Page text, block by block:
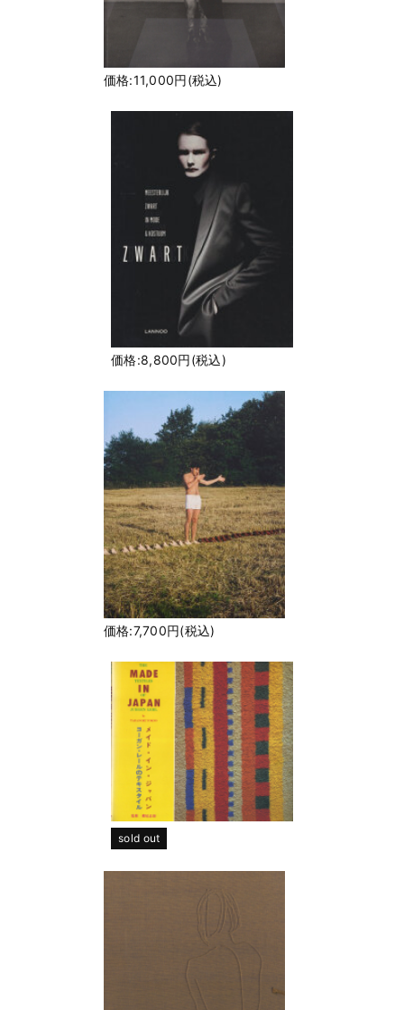
価格:11,000円(税込)
価格:8,800円(税込)
価格:7,700円(税込)
sold out